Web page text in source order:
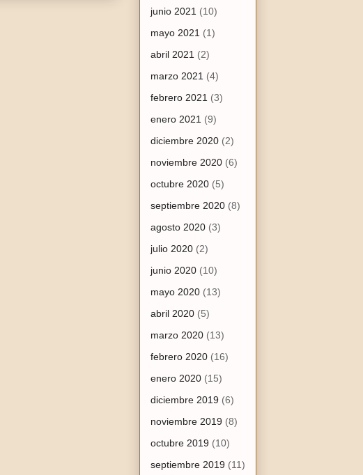
junio 2021 (10)
mayo 2021 (1)
abril 2021 (2)
marzo 2021 (4)
febrero 2021 (3)
enero 2021 (9)
diciembre 2020 (2)
noviembre 2020 (6)
octubre 2020 (5)
septiembre 2020 (8)
agosto 2020 (3)
julio 2020 (2)
junio 2020 (10)
mayo 2020 (13)
abril 2020 (5)
marzo 2020 (13)
febrero 2020 (16)
enero 2020 (15)
diciembre 2019 (6)
noviembre 2019 (8)
octubre 2019 (10)
septiembre 2019 (11)